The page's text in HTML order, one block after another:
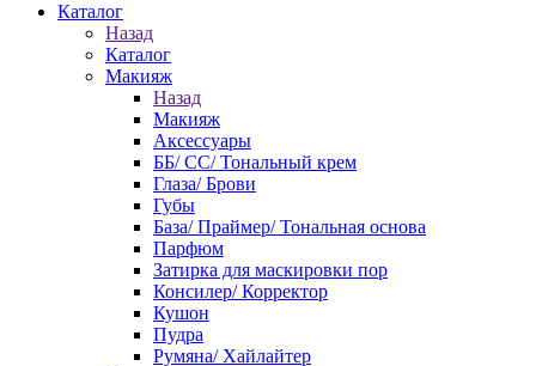
Каталог
Назад
Каталог
Макияж
Назад
Макияж
Аксессуары
ББ/ СС/ Тональный крем
Глаза/ Брови
Губы
База/ Праймер/ Тональная основа
Парфюм
Затирка для маскировки пор
Консилер/ Корректор
Кушон
Пудра
Румяна/ Хайлайтер